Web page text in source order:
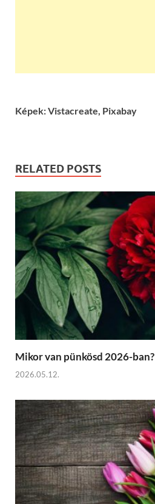
Képek: Vistacreate, Pixabay
RELATED POSTS
Mikor van pünkösd 2026-ban?
2026.05.12.